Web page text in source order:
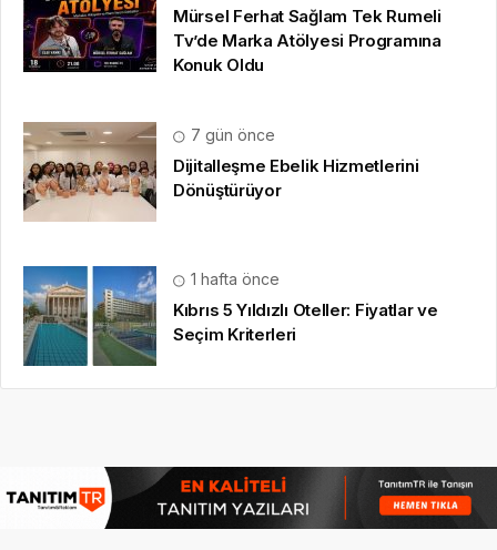
Mürsel Ferhat Sağlam Tek Rumeli
Tv’de Marka Atölyesi Programına
Konuk Oldu
7 gün önce
Dijitalleşme Ebelik Hizmetlerini
Dönüştürüyor
1 hafta önce
Kıbrıs 5 Yıldızlı Oteller: Fiyatlar ve
Seçim Kriterleri